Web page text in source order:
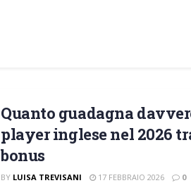
Quanto guadagna
player inglese nel 2026
bonus
BY LUISA TREVISANI 17 FEBBRAIO 2026 0